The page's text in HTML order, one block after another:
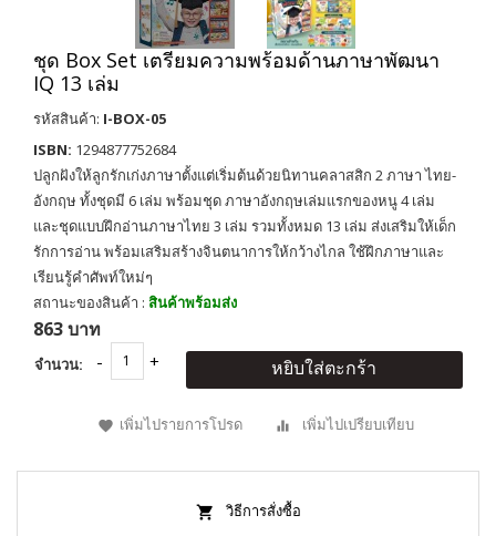
ชุด Box Set เตรียมความพร้อมด้านภาษาพัฒนา
IQ 13 เล่ม
รหัสสินค้า: I-BOX-05
ISBN: 1294877752684
ปลูกฝังให้ลูกรักเก่งภาษาตั้งแต่เริ่มต้นด้วยนิทานคลาสสิก 2 ภาษา ไทย-
อังกฤษ ทั้งชุดมี 6 เล่ม พร้อมชุด ภาษาอังกฤษเล่มแรกของหนู 4 เล่ม
และชุดแบบฝึกอ่านภาษาไทย 3 เล่ม รวมทั้งหมด 13 เล่ม ส่งเสริมให้เด็ก
รักการอ่าน พร้อมเสริมสร้างจินตนาการให้กว้างไกล ใช้ฝึกภาษาและ
เรียนรู้คำศัพท์ใหม่ๆ
สถานะของสินค้า : สินค้าพร้อมส่ง
863 บาท
จำนวน: หยิบใส่ตะกร้า
เพิ่มไปรายการโปรด เพิ่มไปเปรียบเทียบ
วิธีการสั่งซื้อ